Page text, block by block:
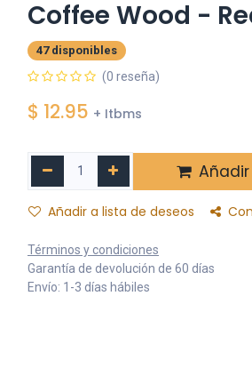
Coffee Wood -
47 disponibles
(0 reseña)
$ 12.95 + Itbms
Añadir a lista de deseos
Términos y condiciones
Garantía de devolución de 60 días
Envío: 1-3 días hábiles